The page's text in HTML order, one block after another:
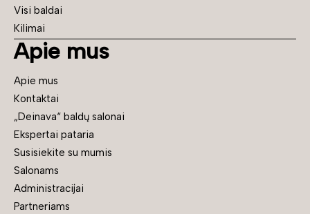
Visi baldai
Kilimai
Apie mus
Apie mus
Kontaktai
„Deinava“ baldų salonai
Ekspertai pataria
Susisiekite su mumis
Salonams
Administracijai
Partneriams